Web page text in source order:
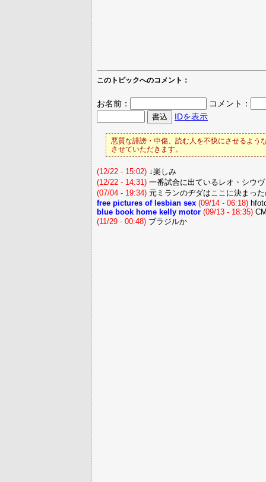
このトピックへのコメント：
お名前：
コメント：
IDを表示
悪質な誹謗・中傷、読む人を不快にさせるよう
させていただきます。
(12/22 - 15:02) ↓楽しみ
(12/22 - 14:31) 一番試合に出ているレオ・シウ
(07/04 - 19:34) 元ミランのヂダはここに決まっ
free pictures of lesbian sex (09/14 - 06:18)
blue book home kelly motor (09/13 - 18:35)
(11/29 - 00:48) ブラジルか